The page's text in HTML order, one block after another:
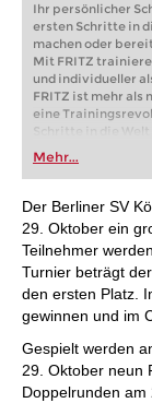
Ihr persönlicher
ersten Schritte in
machen oder
Mit FRITZ
und individueller
FRITZ ist mehr als
eine
Schritte in die Welt
oder bereits auf
FRITZ trainieren
individueller als je
Mehr...
Der Berliner SV
29. Oktober ein
Teilnehmer
Turnier beträgt
den ersten Platz.
gewinnen und im
Gespielt werden
29. Oktober neun
Doppelrunden am